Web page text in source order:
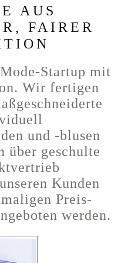
AUS
FAIRER
Startup mit
Wir fertigen
und -blusen
über geschulte
Kunden
Preis-
werden.